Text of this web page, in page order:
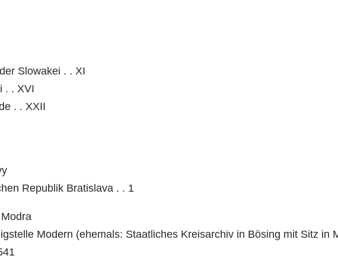
Slowakei . . XI
. . XVI
. . XXII
Republik Bratislava . . 1
Modern (ehemals: Staatliches Kreisarchiv in Bösing mit Sitz in